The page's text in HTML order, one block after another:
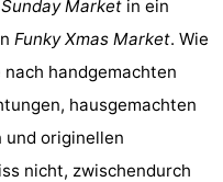
Sunday Market in ein
Funky Xmas Market. Wie
handgemachten
hausgemachten
und originellen
nicht, zwischendurch